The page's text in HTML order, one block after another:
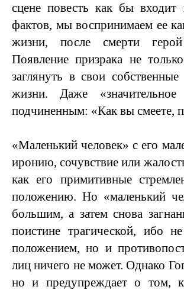
сцене повесть как бы
фактов, мы воспринимаем ее
жизни, после смерти герой
Появление призрака не
заглянуть в свои
жизни. Даже
подчиненным: «Как вы смеете,
«Маленький человек» с его
иронию, сочувствие или
как его примитивные
положению. Но «маленький
большим, а затем снова
поистине трагической, ибо
положением, но и
лиц ничего не может. Однако
но и предупреждает о том,